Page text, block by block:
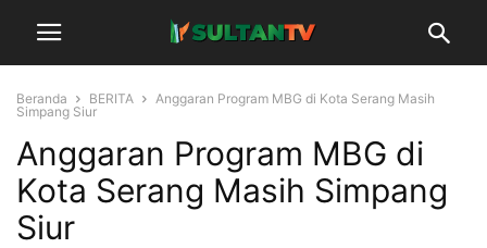
Beranda BERITA
Anggaran Program MBG di Kota Serang Masih
Simpang Siur
Anggaran Program MBG di
Kota Serang Masih Simpang
Siur